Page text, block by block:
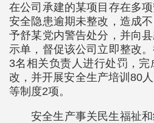
在公司承建的某项目存在多
安全隐患逾期未整改，造成
予舒某党内警告处分，并向
示单，督促该公司立即整改
3名相关负责人进行处罚，
改，并开展安全生产培训80
等制度2项。
安全生产事关民生福祉